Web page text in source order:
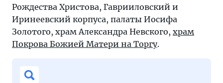
Рождества Христова, Гаврииловский и
Иринеевский корпуса, палаты Иосифа
Золотого, храм Александра Невского, храм
Покрова Божией Матери на Торгу.